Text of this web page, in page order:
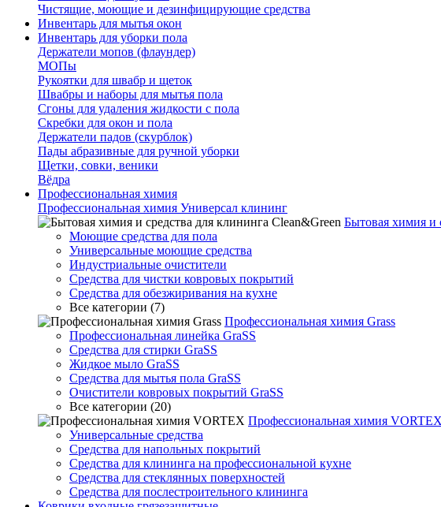
Чистящие, моющие и дезинфицирующие средства
Инвентарь для мытья окон
Инвентарь для уборки пола
Держатели мопов (флаундер)
МОПы
Рукоятки для швабр и щеток
Швабры и наборы для мытья пола
Сгоны для удаления жидкости с пола
Скребки для окон и пола
Держатели падов (скурблок)
Пады абразивные для ручной уборки
Щетки, совки, веники
Вёдра
Профессиональная химия
Профессиональная химия Универсал клининг
Бытовая химия и
Моющие средства для пола
Универсальные моющие средства
Индустриальные очистители
Средства для чистки ковровых покрытий
Средства для обезжиривания на кухне
Все категории (7)
Профессиональная химия Grass
Профессиональная линейка GraSS
Средства для стирки GraSS
Жидкое мыло GraSS
Средства для мытья пола GraSS
Очистители ковровых покрытий GraSS
Все категории (20)
Профессиональная химия VORTEX
Универсальные средства
Средства для напольных покрытий
Средства для клининга на профессиональной кухне
Средства для стеклянных поверхностей
Средства для послестроительного клининга